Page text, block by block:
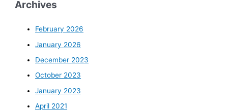
Archives
February 2026
January 2026
December 2023
October 2023
January 2023
April 2021